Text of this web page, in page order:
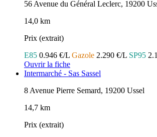
56 Avenue du Général Leclerc, 19200
14,0 km
Prix (extrait)
E85 0.946 €/L Gazole 2.290 €/L SP95
Ouvrir la fiche
Intermarché - Sas Sassel
8 Avenue Pierre Semard, 19200 Ussel
14,7 km
Prix (extrait)